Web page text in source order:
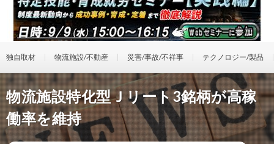
独自取材 物流施設/不動産 災害/事故/不祥事 テクノロジー/製品
物流施設特化型Ｊリート3銘柄が高稼
働率を維持